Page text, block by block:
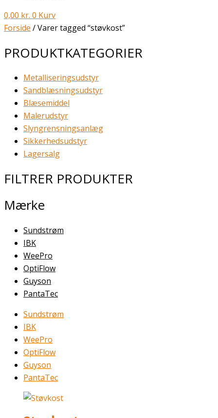
0,00 kr. 0 Kurv
Forside / Varer tagged “støvkost”
PRODUKTKATEGORIER
Metalliseringsudstyr
Sandblæsningsudstyr
Blæsemiddel
Malerudstyr
Slyngrensningsanlæg
Sikkerhedsudstyr
Lagersalg
FILTRER PRODUKTER
Mærke
Sundstrøm
IBK
WeePro
OptiFlow
Guyson
PantaTec
Sundstrøm
IBK
WeePro
OptiFlow
Guyson
PantaTec